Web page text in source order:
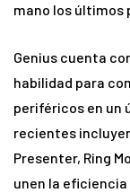
mano los últimos
Genius cuenta
habilidad para
periféricos en un
recientes
Presenter, Ring
unen la eficiencia